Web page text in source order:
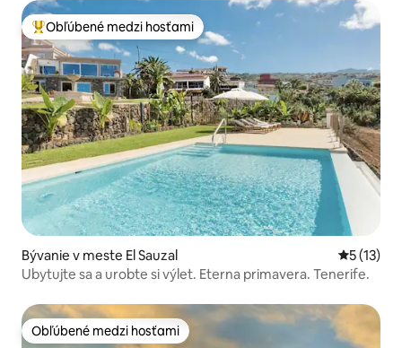
Najobľúbenejšie medzi hosťami
Obľúbené medzi hosťami
Bývanie v meste El Sauzal
5 (13)
Ubytujte sa a urobte si výlet. Eterna primavera. Tenerife.
Obľúbené medzi hosťami
Obľúbené medzi hosťami